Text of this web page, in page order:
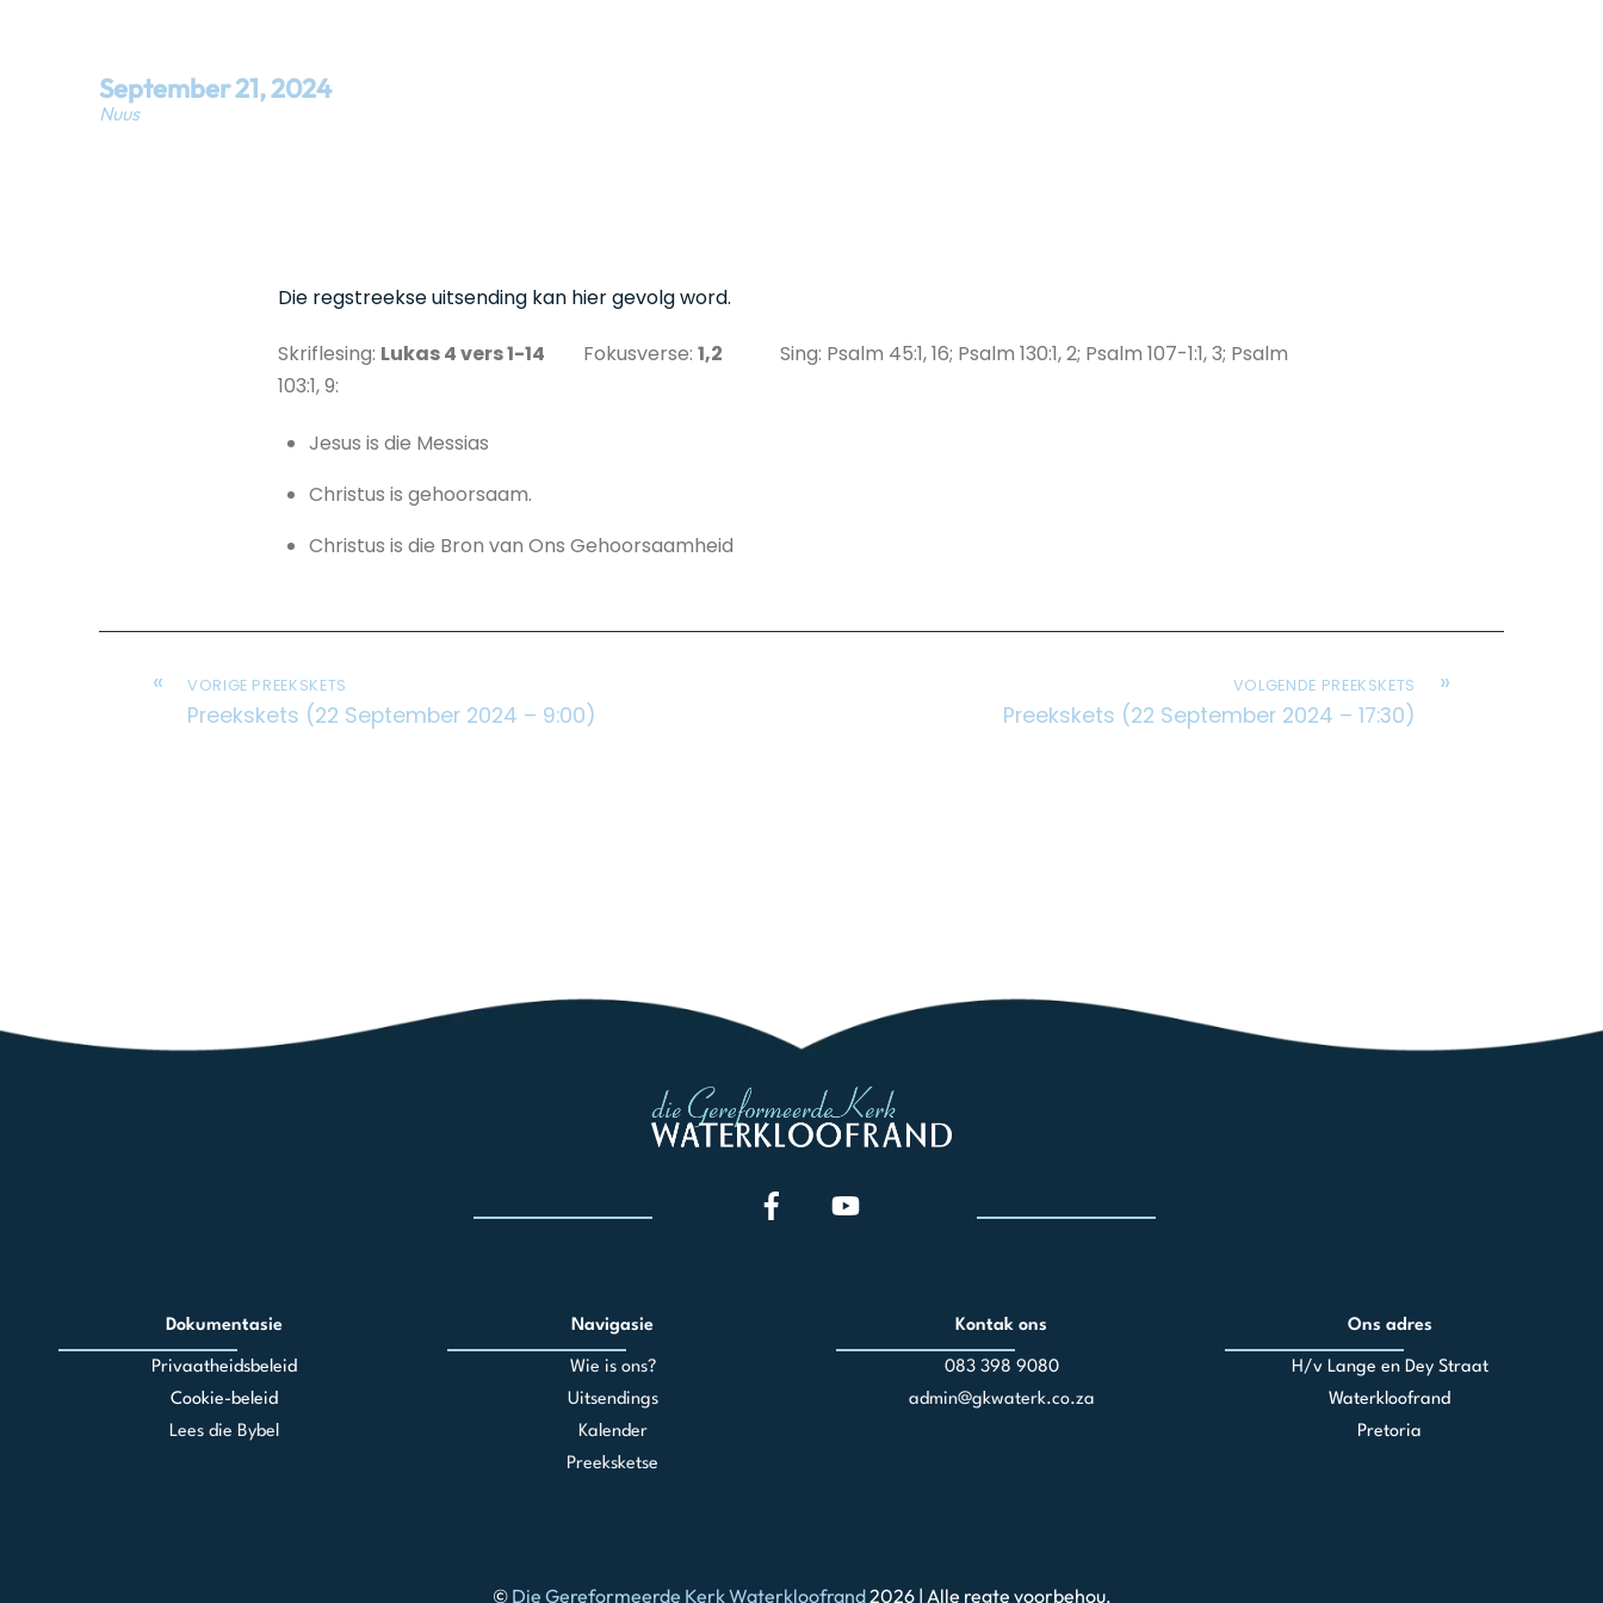
September21,2024
Nuus
Die regstreekse uitsending kan hier gevolg word.
Skriflesing: Lukas 4 vers 1-14 Fokusverse:1,2
Sing: Psalm 45:1, 16; Psalm 130:1, 2; Psalm 107-1:1, 3; Psalm
103:1, 9:
Jesus is die Messias
Christus is gehoorsaam.
Christus is die Bron van Ons Gehoorsaamheid
« VORIGE PREEKSKETS
Preekskets (22 September 2024 – 9:00)
»
VOLGENDE PREEKSKETS
Preekskets (22 September 2024 – 17:30)
Dokumentasie
Privaatheidsbeleid
Cookie-beleid
Lees die Bybel
Navigasie
Wie is ons?
Uitsendings
Kalender
Preeksketse
Kontak ons
083 398 9080
admin@gkwaterk.co.za
Ons adres
H/v Lange en Dey Straat
Waterkloofrand
Pretoria
© Die Gereformeerde Kerk Waterkloofrand2026 | Alle regte voorbehou.